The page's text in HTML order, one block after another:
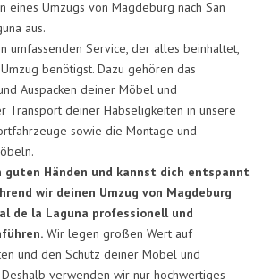
eines Umzugs von Magdeburg nach San
aus.
umfassenden Service, der alles beinhaltet,
benötigst. Dazu gehören das
Auspacken deiner Möbel und
Transport deiner Habseligkeiten in unsere
sowie die Montage und
guten Händen und kannst dich entspannt
wir deinen Umzug von Magdeburg
de la Laguna professionell und
Wir legen großen Wert auf
und den Schutz deiner Möbel und
verwenden wir nur hochwertiges